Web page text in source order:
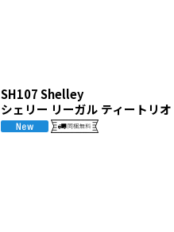
SH107 Shelley
シェリー リーガル ティートリオ